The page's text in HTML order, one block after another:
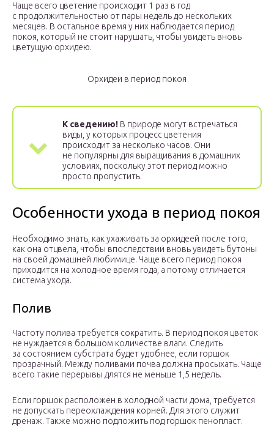
Чаще всего цветение происходит 1 раз в год
с продолжительностью от пары недель до нескольких
месяцев. В остальное время у них наблюдается период
покоя, который не стоит нарушать, чтобы увидеть вновь
цветущую орхидею.
Орхидеи в период покоя
К сведению! В природе могут встречаться
виды, у которых процесс цветения
происходит за несколько часов. Они
не популярны для выращивания в домашних
условиях, поскольку этот период можно
просто пропустить.
Особенности ухода в период покоя
Необходимо знать, как ухаживать за орхидеей после того,
как она отцвела, чтобы впоследствии вновь увидеть бутоны
на своей домашней любимице. Чаще всего период покоя
приходится на холодное время года, а потому отличается
система ухода.
Полив
Частоту полива требуется сократить. В период покоя цветок
не нуждается в большом количестве влаги. Следить
за состоянием субстрата будет удобнее, если горшок
прозрачный. Между поливами почва должна просыхать. Чаще
всего такие перерывы длятся не меньше 1,5 недель.
Если горшок расположен в холодной части дома, требуется
не допускать переохлаждения корней. Для этого служит
дренаж. Также можно подложить под горшок пенопласт.